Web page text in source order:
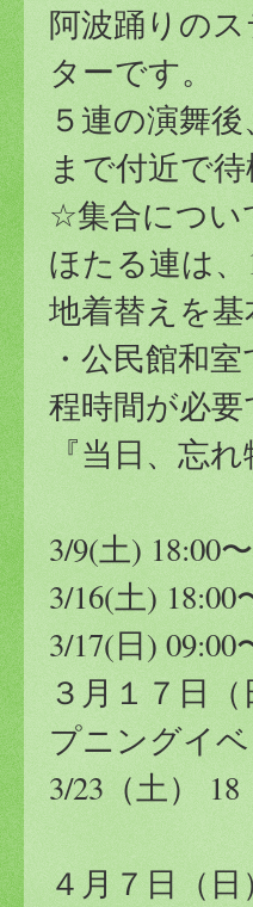
阿波踊りの
ターです。
５連の演舞
まで付近で
☆集合につい
ほたる連は
地着替えを
・公民館和
程時間が必
『当日、忘
3/9(土) 18:00
3/16(土)
3/17(日)
３月１７日
プニングイベ
3/23（土）
４月７日（